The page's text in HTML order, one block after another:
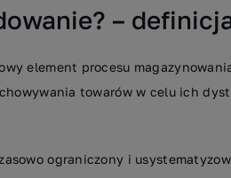
–
element procesu
towarów w celu ich
ograniczony i